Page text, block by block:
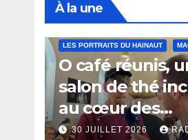
À la une
LES PORTRAITS DU HAINAUT
O café réunis,
salon de thé
au cœur des
thermes de
30 JUILLET 2026